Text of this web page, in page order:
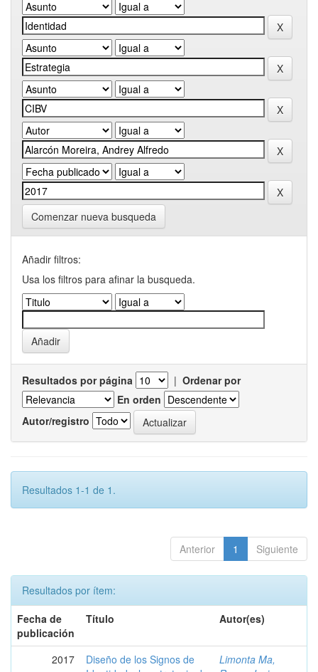
Comenzar nueva busqueda
Añadir filtros:
Usa los filtros para afinar la busqueda.
Resultados por página | Ordenar por
En orden
Autor/registro
Resultados 1-1 de 1.
Anterior 1 Siguiente
Resultados por ítem:
Fecha de
publicación
Título Autor(es)
2017
Diseño de los Signos de
Limonta Ma,